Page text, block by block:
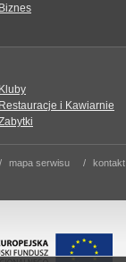
Biznes
Kluby
Restauracje i Kawiarnie
mapa serwisu kontakt